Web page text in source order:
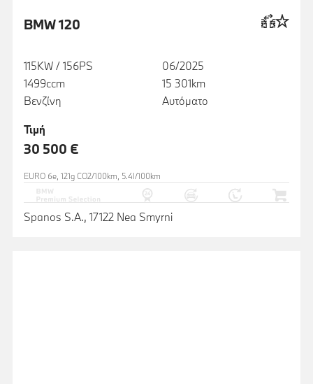
BMW 120
115KW / 156PS
1499ccm
Βενζίνη
06/2025
15 301km
Αυτόματο
Τιμή
30 500 €
EURO 6e, 121g CO2/100km, 5.4l/100km
Spanos S.A., 17122 Nea Smyrni